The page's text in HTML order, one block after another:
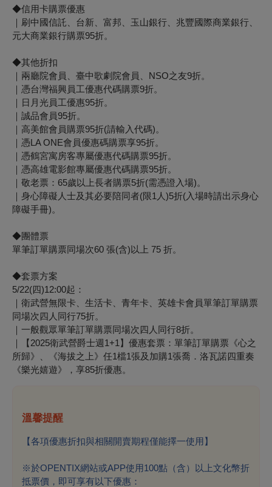
◆信用卡購票優惠
｜刷中國信託、台新、富邦、玉山銀行、兆豐國際商業銀行、
元大商業銀行購票95折。
◆其他折扣
｜兩廳院會員、臺中歌劇院會員、NSO之友9折。
｜憑台灣福興員工優惠代碼購票9折。
｜日月光員工優惠95折。
｜誠品會員95折。
｜高美館會員購票95折(請輸入代碼)。
｜憑LA ONE會員優惠碼購票享95折。
｜憑鶴宮寓房客專屬優惠代碼購票95折。
｜憑高雄電影館專屬優惠代碼購票95折。
｜敬老票：65歲以上長者購票5折(需憑證入場)。
｜身心障礙人士及其必要陪同者(限1人)5折(入場時請出示身心
障礙手冊)。
◆團體票
單筆訂單購票同場次60 張(含)以上 75 折。
◆套票方案
5/22(四)12:00起：
｜衛武營無限卡、生活卡、青年卡、英雄卡會員單筆訂單購票
同場次四人同行75折。
｜一般觀眾單筆訂單購票同場次四人同行8折。
｜【2025衛武營爵士週1+1】優惠套票：單筆訂單購票《心之
所歸》、《海拔之上》任1檔1張及加購1張喬．洛瓦諾四重奏
《樂光嬉遊》，享85折優惠。
溫馨提醒
【各項優惠折扣與相關開賣期程僅能擇一使用】
※於OPENTIX網站或APP使用100點（含）以上文化幣折
抵票價，即可享有以下優惠：